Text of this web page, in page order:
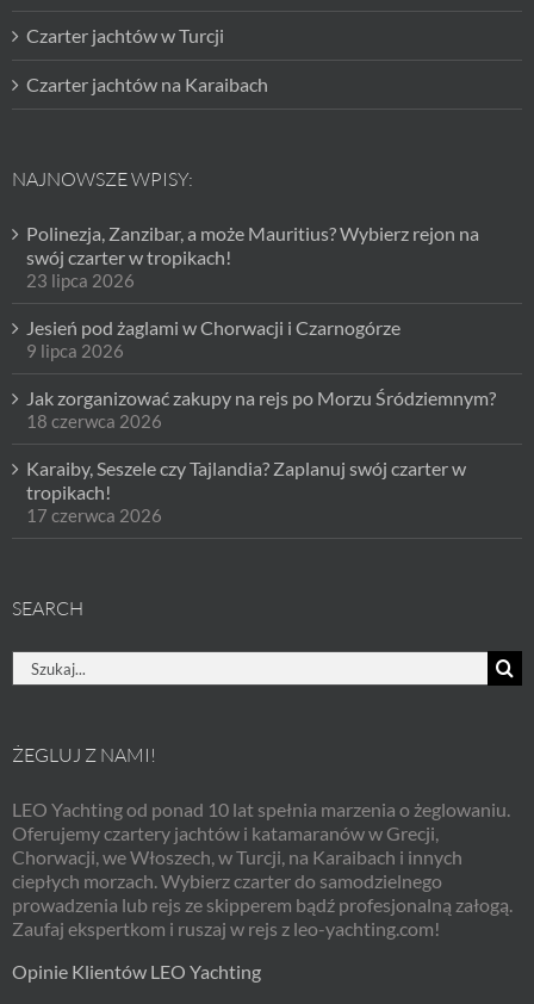
Czarter jachtów w Turcji
Czarter jachtów na Karaibach
NAJNOWSZE WPISY:
Polinezja, Zanzibar, a może Mauritius? Wybierz rejon na
swój czarter w tropikach!
23 lipca 2026
Jesień pod żaglami w Chorwacji i Czarnogórze
9 lipca 2026
Jak zorganizować zakupy na rejs po Morzu Śródziemnym?
18 czerwca 2026
Karaiby, Seszele czy Tajlandia? Zaplanuj swój czarter w
tropikach!
17 czerwca 2026
SEARCH
Szukaj
ŻEGLUJ Z NAMI!
LEO Yachting od ponad 10 lat spełnia marzenia o żeglowaniu.
Oferujemy czartery jachtów i katamaranów w Grecji,
Chorwacji, we Włoszech, w Turcji, na Karaibach i innych
ciepłych morzach. Wybierz czarter do samodzielnego
prowadzenia lub rejs ze skipperem bądź profesjonalną załogą.
Zaufaj ekspertkom i ruszaj w rejs z leo-yachting.com!
Opinie Klientów LEO Yachting